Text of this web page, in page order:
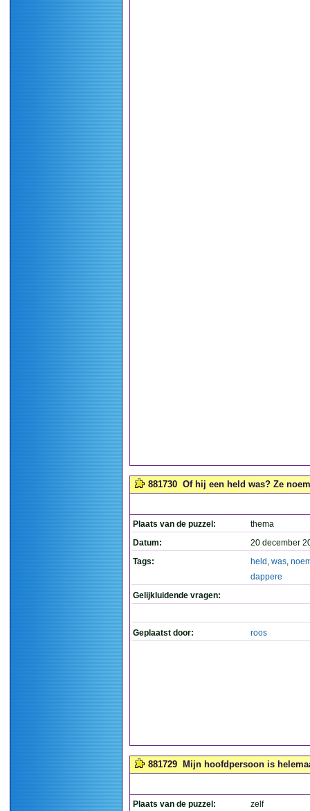
881730 Of hij een held was? Ze
Plaats van de puzzel:
thema
Datum:
20 december
Tags:
held , was,
dappere
Gelijkluidende vragen:
Geplaatst door: roos
881729 Mijn hoofdpersoon is
Plaats van de puzzel:
zelf